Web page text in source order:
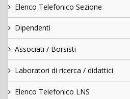
Elenco Telefonico Sezione
Dipendenti
Associati / Borsisti
Laboratori di ricerca / didattici
Elenco Telefonico LNS